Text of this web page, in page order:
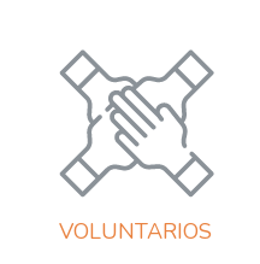
VOLUNTARIOS